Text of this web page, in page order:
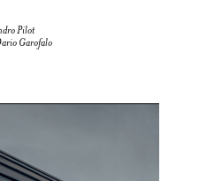
Pilot
Garofalo